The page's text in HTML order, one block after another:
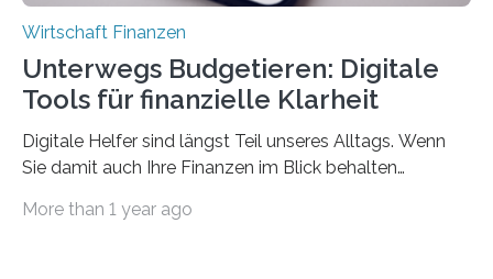
Wirtschaft Finanzen
Unterwegs Budgetieren: Digitale
Tools für finanzielle Klarheit
Digitale Helfer sind längst Teil unseres Alltags. Wenn
Sie damit auch Ihre Finanzen im Blick behalten
die genau das ermöglichen: Sie helfen Ihnen, Ausgaben
More than 1 year ago